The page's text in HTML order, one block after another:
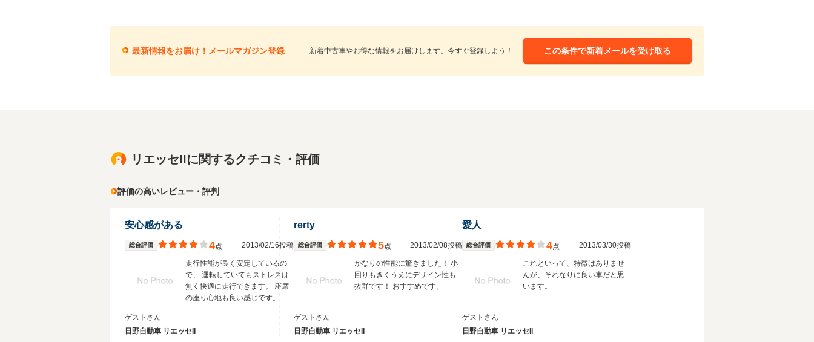
最新情報をお届け！メールマガジン登録 新着中古車やお得な情報をお届けします。今すぐ登録しよう！ この条件で新着メールを受け取る
リエッセIIに関するクチコミ・評価
評価の高いレビュー・評判
安心感がある
総合評価 4点 2013/02/16投稿
走行性能が良く安定しているの
で、 運転していてもストレスは
無く快適に走行できます。 座席
の座り心地も良い感じです。
ゲストさん
日野自動車 リエッセII
rerty
総合評価 5点 2013/02/08投稿
かなりの性能に驚きました！ 小
回りもきくうえにデザイン性も
抜群です！ おすすめです。
ゲストさん
日野自動車 リエッセII
愛人
総合評価 4点 2013/03/30投稿
これといって、特徴はありませ
んが、それなりに良い車だと思
います。
ゲストさん
日野自動車 リエッセII